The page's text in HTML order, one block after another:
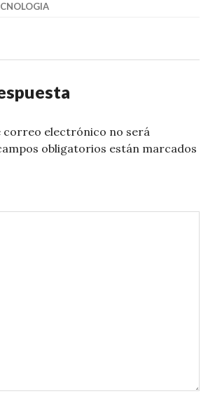
correo electrónico no será
obligatorios están marcados